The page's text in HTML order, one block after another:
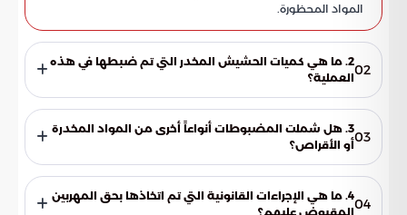
المواد المحظورة.
02 2. ما هي كميات الحشيش المخدر التي تم ضبطها في هذه
العملية؟
تمكنت القوات الأمنية من ضبط 223 كيلوجراماً من مادة الحشيش
المخدر بحوزة المهربين المقبوض عليهم، وذلك أثناء محاولتهم
التسلل عبر الحدود البرية للمملكة في قطاع العارضة.03 3. هل شملت المضبوطات أنواعاً أخرى من المواد المخدرة
أو الأقراص؟
نعم، شملت المضبوطات إلى جانب الحشيش 53,537 قرصاً من
الأدوية الخاضعة لتنظيم التداول الطبي، بالإضافة إلى 899 قرصاً
من مادة الإمفيتامين المخدرة، مما يعكس تنوع المواد التي يحاول04 4. ما هي الإجراءات القانونية التي تم اتخاذها بحق المهربين
المقبوض عليهم؟